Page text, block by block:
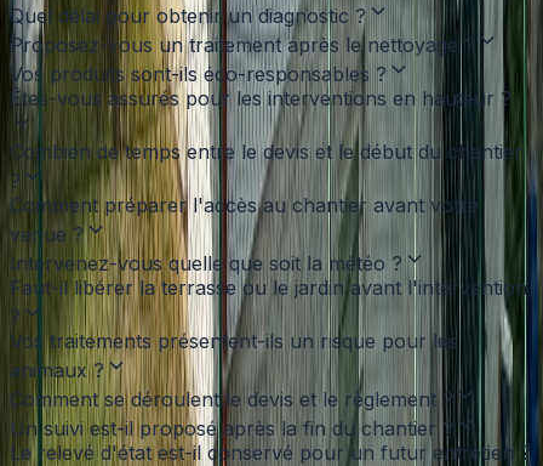
Quel délai pour obtenir un diagnostic ?
Proposez-vous un traitement après le nettoyage ?
Vos produits sont-ils éco-responsables ?
Êtes-vous assurés pour les interventions en hauteur ?
Combien de temps entre le devis et le début du chantier
?
Comment préparer l'accès au chantier avant votre
venue ?
Intervenez-vous quelle que soit la météo ?
Faut-il libérer la terrasse ou le jardin avant l'intervention
?
Vos traitements présentent-ils un risque pour les
animaux ?
Comment se déroulent le devis et le règlement ?
Un suivi est-il proposé après la fin du chantier ?
Le relevé d'état est-il conservé pour un futur entretien ?